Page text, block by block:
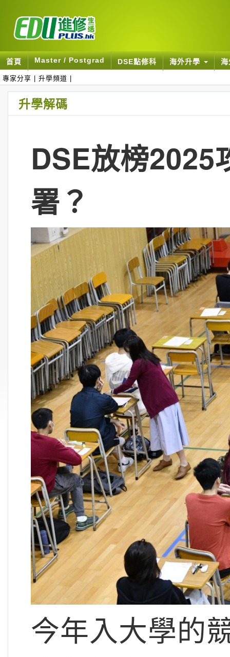
首頁 Master / Postgrad DSE點修科 海外升學
專家分享 升學頻道
升學解碼
DSE放榜2025
署？
今年入大學的